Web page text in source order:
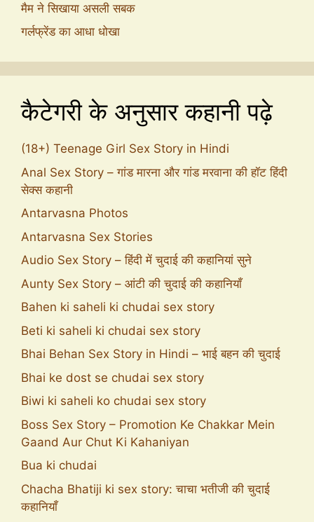
मैम ने सिखाया असली सबक
गर्लफ्रेंड का आधा धोखा
कैटेगरी के अनुसार कहानी पढ़े
(18+) Teenage Girl Sex Story in Hindi
Anal Sex Story – गांड मारना और गांड मरवाना की हॉट हिंदी
सेक्स कहानी
Antarvasna Photos
Antarvasna Sex Stories
Audio Sex Story – हिंदी में चुदाई की कहानियां सुने
Aunty Sex Story – आंटी की चुदाई की कहानियाँ
Bahen ki saheli ki chudai sex story
Beti ki saheli ki chudai sex story
Bhai Behan Sex Story in Hindi – भाई बहन की चुदाई
Bhai ke dost se chudai sex story
Biwi ki saheli ko chudai sex story
Boss Sex Story – Promotion Ke Chakkar Mein
Gaand Aur Chut Ki Kahaniyan
Bua ki chudai
Chacha Bhatiji ki sex story: चाचा भतीजी की चुदाई
कहानियाँ